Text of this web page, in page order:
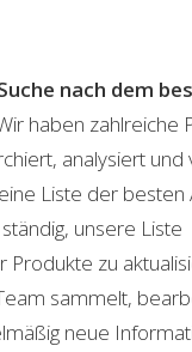
nach dem
haben zahlreiche
analysiert und
Liste der besten
unsere Liste
zu
sammelt,
neue